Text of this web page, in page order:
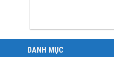
DANH MỤC